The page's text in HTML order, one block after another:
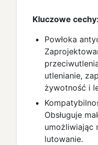
Kluczowe cechy:
Powłoka
utlenianie,
żywotność i
Obsługuje
umożliwiając
lutowanie.